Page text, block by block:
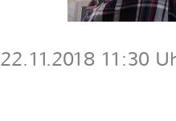
22.11.2018 11:30